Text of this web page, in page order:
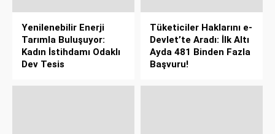
Yenilenebilir Enerji
Tarımla Buluşuyor:
Kadın İstihdamı Odaklı
Dev Tesis
Tüketiciler Haklarını e-
Devlet’te Aradı: İlk Altı
Ayda 481 Binden Fazla
Başvuru!